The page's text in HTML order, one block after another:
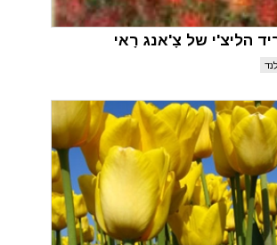
הליצ'י של צָ'אנג רָאי